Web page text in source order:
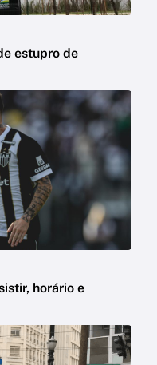
estupro de
horário e